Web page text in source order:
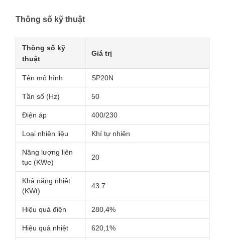
Thông số kỹ thuật
Thông số kỹ
thuật
Giá trị
Tên mô hình SP20N
Tần số (Hz) 50
Điện áp 400/230
Loại nhiên liệu Khí tự nhiên
Năng lượng liên
tục (KWe)
20
Khả năng nhiệt
(KWt)
43.7
Hiệu quả điện 280,4%
Hiệu quả nhiệt 620,1%